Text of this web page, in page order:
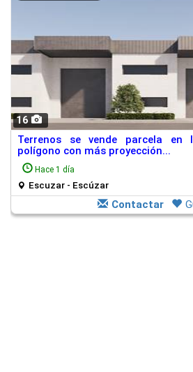
16
Terrenos se vende parcela
polígono con más proyección...
Hace 1 día
Escuzar - Escúzar
Contactar